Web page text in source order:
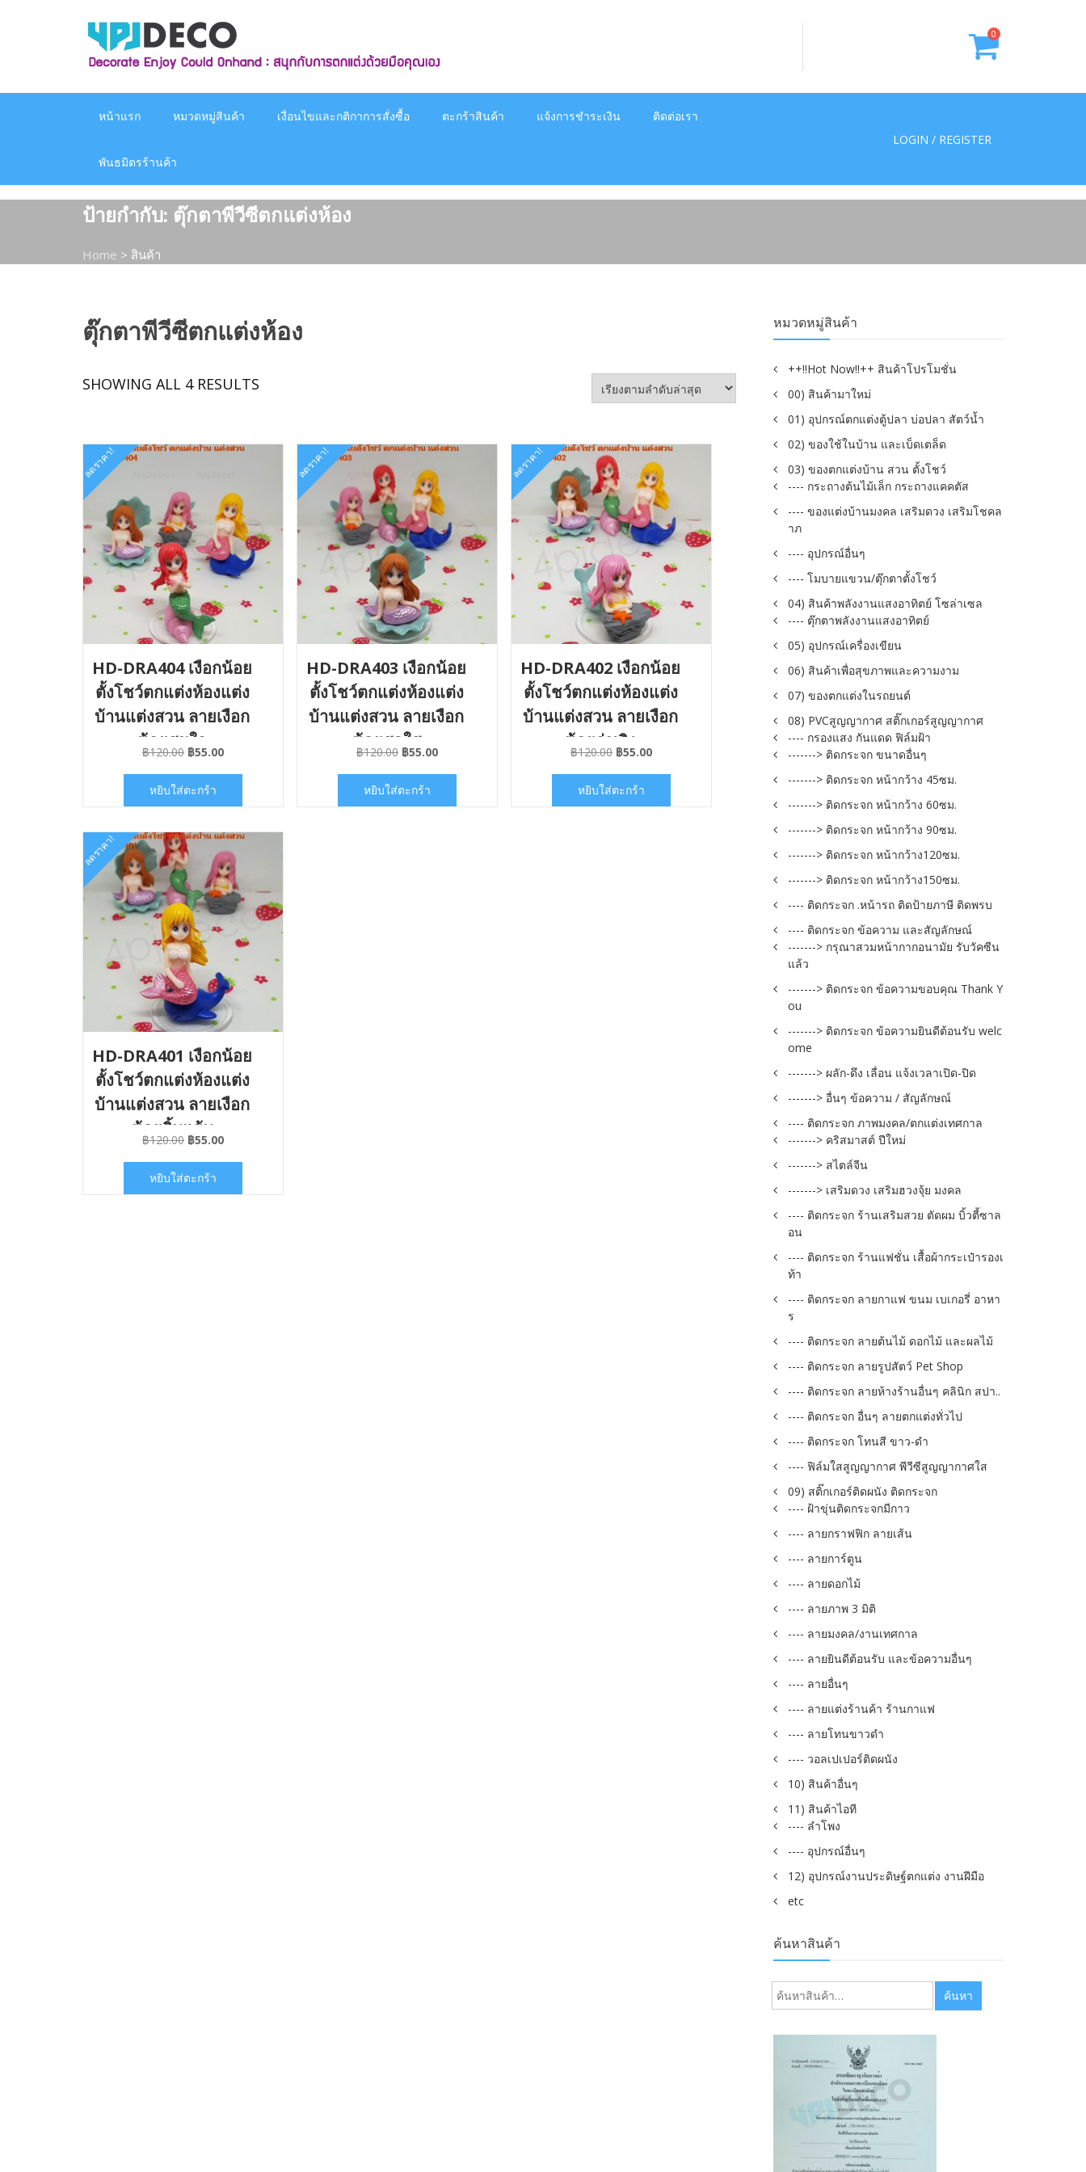
0
หน้าแรก หมวดหมู่สินค้า เงื่อนไขและกติกาการสั่งซื้อ ตะกร้าสินค้า แจ้งการชำระเงิน ติดต่อเรา
พันธมิตรร้านค้า
LOGIN / REGISTER
ป้ายกำกับ: ตุ๊กตาพีวีซีตกแต่งห้อง
Home > สินค้า
ตุ๊กตาพีวีซีตกแต่งห้อง
SHOWING ALL 4 RESULTS
ลดราคา!
HD-DRA404 เงือกน้อย
ตั้งโชว์ตกแต่งห้องแต่ง
บ้านแต่งสวน ลายเงือก
น้อยสุขใจ
฿120.00 Original
was:
฿55.00Current
หยิบใส่ตะกร้า
ลดราคา!
HD-DRA403 เงือกน้อย
ตั้งโชว์ตกแต่งห้องแต่ง
บ้านแต่งสวน ลายเงือก
น้อยสดใส
฿120.00 Original
was:
฿55.00Current
หยิบใส่ตะกร้า
ลดราคา!
HD-DRA402 เงือกน้อย
ตั้งโชว์ตกแต่งห้องแต่ง
บ้านแต่งสวน ลายเงือก
น้อยร่าเริง
฿120.00 Original
was:
฿55.00Current
หยิบใส่ตะกร้า
ลดราคา!
HD-DRA401 เงือกน้อย
ตั้งโชว์ตกแต่งห้องแต่ง
บ้านแต่งสวน ลายเงือก
น้อยยิ้มแย้ม
฿120.00 Original
was:
฿55.00Current
หยิบใส่ตะกร้า
หมวดหมู่สินค้า
++!!Hot Now!!++ สินค้าโปรโมชั่น
00) สินค้ามาใหม่
01) อุปกรณ์ตกแต่งตู้ปลา บ่อปลา สัตว์น้ำ
02) ของใช้ในบ้าน และเบ็ดเตล็ด
03) ของตกแต่งบ้าน สวน ตั้งโชว์
---- กระถางต้นไม้เล็ก กระถางแคคตัส
---- ของแต่งบ้านมงคล เสริมดวง เสริมโชคล
าภ
---- อุปกรณ์อื่นๆ
---- โมบายแขวน/ตุ๊กตาตั้งโชว์
04) สินค้าพลังงานแสงอาทิตย์ โซล่าเซล
---- ตุ๊กตาพลังงานแสงอาทิตย์
05) อุปกรณ์เครื่องเขียน
06) สินค้าเพื่อสุขภาพและความงาม
07) ของตกแต่งในรถยนต์
08) PVCสูญญากาศ สติ๊กเกอร์สูญญากาศ
---- กรองแสง กันแดด ฟิล์มฝ้า
-------> ติดกระจก ขนาดอื่นๆ
-------> ติดกระจก หน้ากว้าง 45ซม.
-------> ติดกระจก หน้ากว้าง 60ซม.
-------> ติดกระจก หน้ากว้าง 90ซม.
-------> ติดกระจก หน้ากว้าง120ซม.
-------> ติดกระจก หน้ากว้าง150ซม.
---- ติดกระจก .หน้ารถ ติดป้ายภาษี ติดพรบ
---- ติดกระจก ข้อความ และสัญลักษณ์
-------> กรุณาสวมหน้ากากอนามัย รับวัคซีน
แล้ว
-------> ติดกระจก ข้อความขอบคุณ Thank Y
ou
-------> ติดกระจก ข้อความยินดีต้อนรับ welc
ome
-------> ผลัก-ดึง เลื่อน แจ้งเวลาเปิด-ปิด
-------> อื่นๆ ข้อความ / สัญลักษณ์
---- ติดกระจก ภาพมงคล/ตกแต่งเทศกาล
-------> คริสมาสต์ ปีใหม่
-------> สไตล์จีน
-------> เสริมดวง เสริมฮวงจุ้ย มงคล
---- ติดกระจก ร้านเสริมสวย ตัดผม บิ้วตี้ซาล
อน
---- ติดกระจก ร้านแฟชั่น เสื้อผ้ากระเป๋ารองเ
ท้า
---- ติดกระจก ลายกาแฟ ขนม เบเกอรี่ อาหา
ร
---- ติดกระจก ลายต้นไม้ ดอกไม้ และผลไม้
---- ติดกระจก ลายรูปสัตว์ Pet Shop
---- ติดกระจก ลายห้างร้านอื่นๆ คลินิก สปา..
---- ติดกระจก อื่นๆ ลายตกแต่งทั่วไป
---- ติดกระจก โทนสี ขาว-ดำ
---- ฟิล์มใสสูญญากาศ พีวีซีสูญญากาศใส
09) สติ๊กเกอร์ติดผนัง ติดกระจก
---- ฝ้าขุ่นติดกระจกมีกาว
---- ลายกราฟฟิก ลายเส้น
---- ลายการ์ตูน
---- ลายดอกไม้
---- ลายภาพ 3 มิติ
---- ลายมงคล/งานเทศกาล
---- ลายยินดีต้อนรับ และข้อความอื่นๆ
---- ลายอื่นๆ
---- ลายแต่งร้านค้า ร้านกาแฟ
---- ลายโทนขาวดำ
---- วอลเปเปอร์ติดผนัง
10) สินค้าอื่นๆ
11) สินค้าไอที
---- ลำโพง
---- อุปกรณ์อื่นๆ
12) อุปกรณ์งานประดิษฐ์ตกแต่ง งานฝีมือ
etc
ค้นหาสินค้า
ค้นหา: ค้นหา